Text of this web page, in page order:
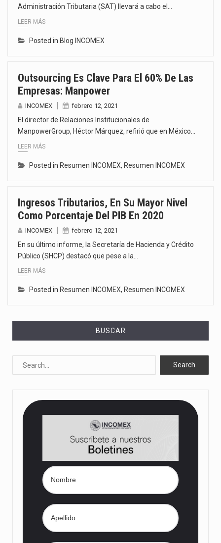
Administración Tributaria (SAT) llevará a cabo el…
LEER MÁS
Posted in Blog INCOMEX
Outsourcing Es Clave Para El 60% De Las
Empresas: Manpower
INCOMEX febrero 12, 2021
El director de Relaciones Institucionales de
ManpowerGroup, Héctor Márquez, refirió que en México…
LEER MÁS
Posted in Resumen INCOMEX, Resumen INCOMEX
Ingresos Tributarios, En Su Mayor Nivel
Como Porcentaje Del PIB En 2020
INCOMEX febrero 12, 2021
En su último informe, la Secretaría de Hacienda y Crédito
Público (SHCP) destacó que pese a la…
LEER MÁS
Posted in Resumen INCOMEX, Resumen INCOMEX
BUSCAR